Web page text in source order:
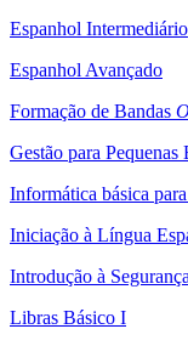
Espanhol Intermediário
Espanhol Avançado
Formação de Bandas
Gestão para Pequenas
Informática básica
Iniciação à Língua
Introdução à
Libras Básico I